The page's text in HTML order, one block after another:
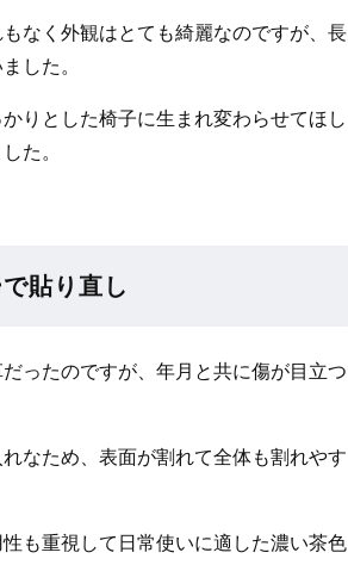
なく外観はとても綺麗なのですが、長
した。
りとした椅子に生まれ変わらせてほし
た。
貼り直し
ったのですが、年月と共に傷が目立つ
なため、表面が割れて全体も割れやす
も重視して日常使いに適した濃い茶色